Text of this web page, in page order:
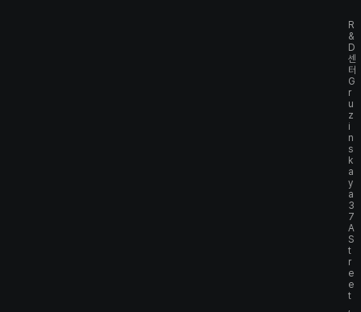
R
&
D
센
터
G
r
u
z
i
n
s
k
a
y
a
3
7
A
S
t
r
e
e
t